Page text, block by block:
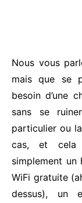
Nous vous
mais que se
besoin d’une
sans se
particulier ou
cas, et cela
simplement un
WiFi gratuite
dessus), un